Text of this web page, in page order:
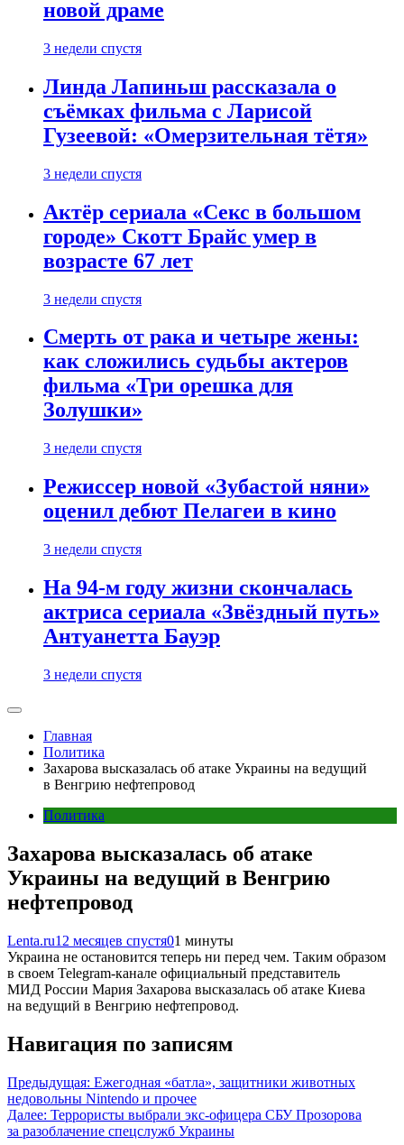
новой драме
3 недели спустя
Линда Лапиньш рассказала о
съёмках фильма с Ларисой
Гузеевой: «Омерзительная тётя»
3 недели спустя
Актёр сериала «Секс в большом
городе» Скотт Брайс умер в
возрасте 67 лет
3 недели спустя
Смерть от рака и четыре жены:
как сложились судьбы актеров
фильма «Три орешка для
Золушки»
3 недели спустя
Режиссер новой «Зубастой няни»
оценил дебют Пелагеи в кино
3 недели спустя
На 94-м году жизни скончалась
актриса сериала «Звёздный путь»
Антуанетта Бауэр
3 недели спустя
Главная
Политика
Захарова высказалась об атаке Украины на ведущий
в Венгрию нефтепровод
Политика
Захарова высказалась об атаке
Украины на ведущий в Венгрию
нефтепровод
Lenta.ru12 месяцев спустя01 минуты
Украина не остановится теперь ни перед чем. Таким образом
в своем Telegram-канале официальный представитель
МИД России Мария Захарова высказалась об атаке Киева
на ведущий в Венгрию нефтепровод.
Навигация по записям
Предыдущая: Ежегодная «батла», защитники животных
недовольны Nintendo и прочее
Далее: Террористы выбрали экс-офицера СБУ Прозорова
за разоблачение спецслужб Украины